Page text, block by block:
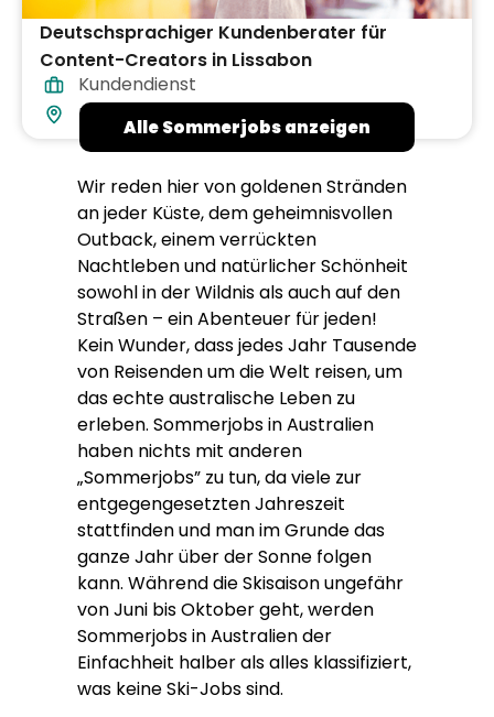
Deutschsprachiger Kundenberater für
Content-Creators in Lissabon
Kundendienst
Portugal
Alle Sommerjobs anzeigen
Wir reden hier von goldenen Stränden
an jeder Küste, dem geheimnisvollen
Outback, einem verrückten
Nachtleben und natürlicher Schönheit
sowohl in der Wildnis als auch auf den
Straßen – ein Abenteuer für jeden!
Kein Wunder, dass jedes Jahr Tausende
von Reisenden um die Welt reisen, um
das echte australische Leben zu
erleben. Sommerjobs in Australien
haben nichts mit anderen
„Sommerjobs” zu tun, da viele zur
entgegengesetzten Jahreszeit
stattfinden und man im Grunde das
ganze Jahr über der Sonne folgen
kann. Während die Skisaison ungefähr
von Juni bis Oktober geht, werden
Sommerjobs in Australien der
Einfachheit halber als alles klassifiziert,
was keine Ski-Jobs sind.